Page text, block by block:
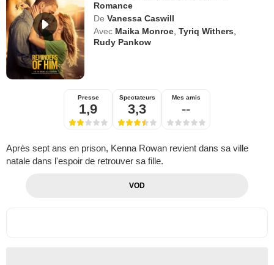
Romance
De Vanessa Caswill
Avec Maika Monroe ,Tyriq Withers
Rudy Pankow
Presse
1,9
Spectateurs
3,3
Mes amis
--
Après sept ans en prison, Kenna Rowan revient dans sa ville
natale dans l'espoir de retrouver sa fille.
VOD